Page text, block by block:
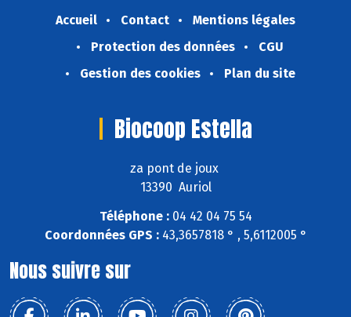
Accueil Contact
Mentions légales
Protection des données
CGU
Gestion des cookies
Plan du site
Biocoop Estella
za pont de joux
13390 Auriol
Téléphone :04 42 04 75 54
Coordonnées GPS :43,3657818 ° , 5,6112005 °
Nous suivre sur